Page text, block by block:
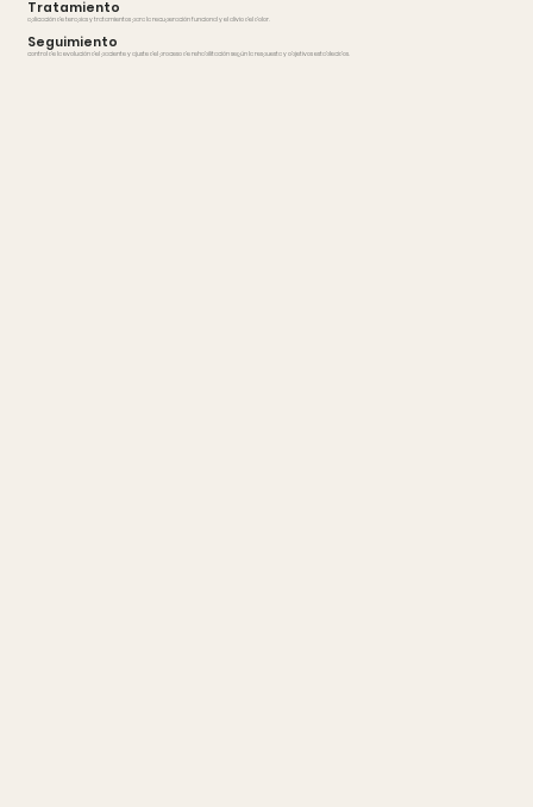
Tratamiento
aplicación de terapias y tratamientos para la recuperación funcional y el alivio del dolor.
Seguimiento
control de la evolución del paciente y ajuste del proceso de rehabilitación según la respuesta y objetivos establecidos.